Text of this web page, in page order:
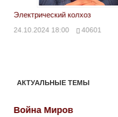
Электрический колхоз
24.10.2024 18:00 40601
АКТУАЛЬНЫЕ ТЕМЫ
Война Миров